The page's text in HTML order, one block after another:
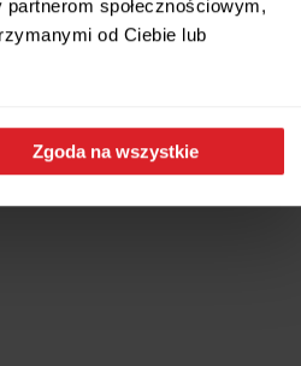
społecznościowym,
od Ciebie lub
Zgoda na wszystkie
Wysyłamy w 24h